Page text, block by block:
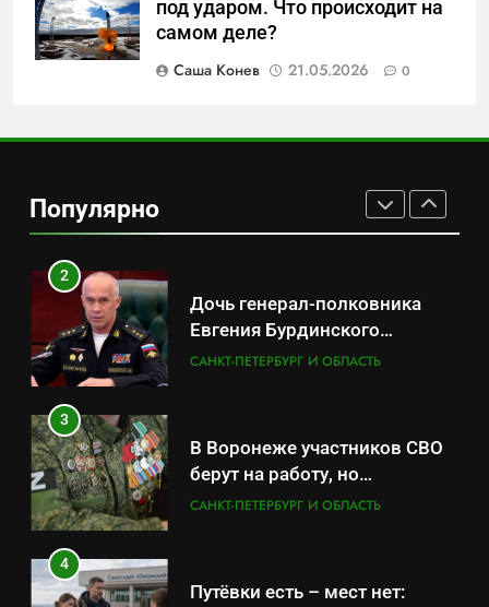
под ударом. Что происходит на
самом деле?
Саша Конев
21.05.2026 0
Популярно
Зачистка неба: Силовой
передел авиаотрасли
САНКТ-ПЕТЕРБУРГ И ОБЛАСТЬ
данные о складах с военной
продукцией: предприятия
обратились в СК
САНКТ-ПЕТЕРБУРГ И ОБЛАСТЬ
2
Дочь генерал-полковника
Евгения Бурдинского
оказывает платные услуги по
САНКТ-ПЕТЕРБУРГ И ОБЛАСТЬ
3
В Воронеже участников СВО
берут на работу, но
удержаться удаётся не всем
САНКТ-ПЕТЕРБУРГ И ОБЛАСТЬ
4
Путёвки есть – мест нет: